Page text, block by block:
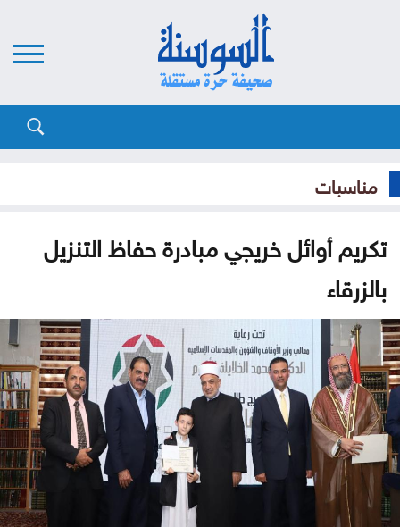
مناسبات
تكريم أوائل خريجي مبادرة حفاظ التنزيل
بالزرقاء